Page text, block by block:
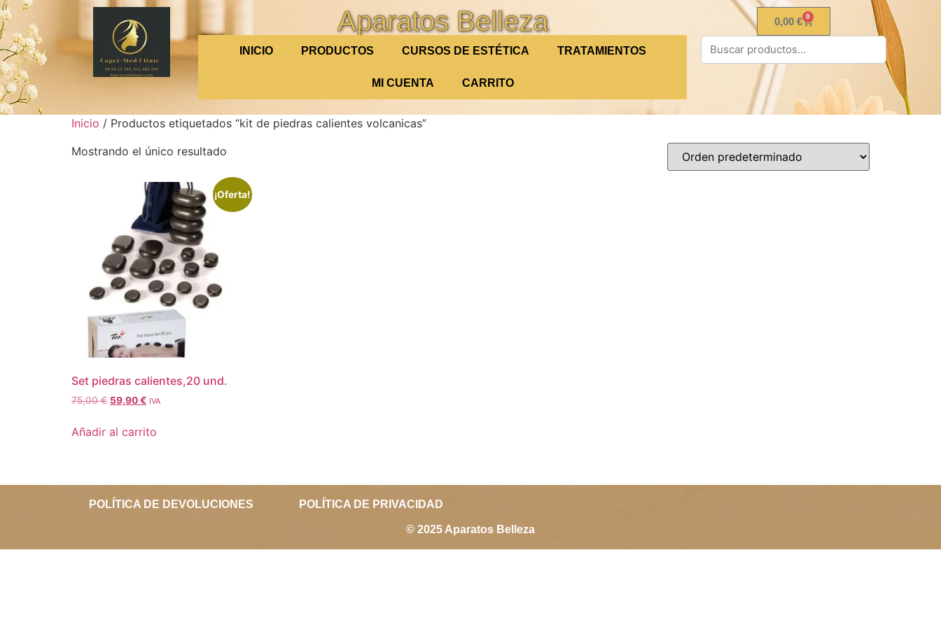
Aparatos Belleza
INICIO PRODUCTOS CURSOS DE ESTÉTICA TRATAMIENTOS
MI CUENTA CARRITO
0,00€ 0
Inicio / Productos etiquetados “kit de piedras calientes volcanicas”
Mostrando el único resultado
¡Oferta!
Set piedras calientes,20 und.
75,00€ 59,90€ IVA
Añadir al carrito
POLÍTICA DE DEVOLUCIONES POLÍTICA DE PRIVACIDAD
© 2025 Aparatos Belleza